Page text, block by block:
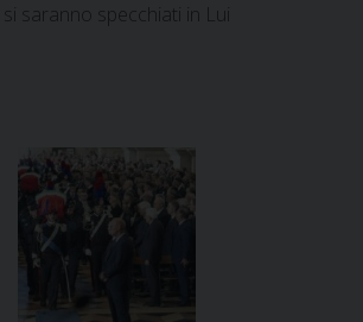
saranno specchiati in Lui